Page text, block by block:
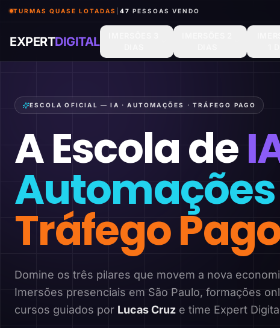
TURMAS QUASE LOTADAS 46 PESSOAS VENDO
EXPERTDIGITAL
ESCOLA OFICIAL — IA · AUTOMAÇÕES · TRÁFEGO PAGO
A Escola de
Automações
Tráfego
Domine os três pilares que movem a nova
Imersões presenciais em São Paulo, formações
cursos guiados por Lucas Cruz e time Expert